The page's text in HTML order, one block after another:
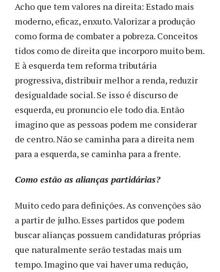
Acho que tem valores na direita: Estado mais
moderno, eficaz, enxuto. Valorizar a produção
como forma de combater a pobreza. Conceitos
tidos como de direita que incorporo muito bem.
E à esquerda tem reforma tributária
progressiva, distribuir melhor a renda, reduzir
desigualdade social. Se isso é discurso de
esquerda, eu pronuncio ele todo dia. Então
imagino que as pessoas podem me considerar
de centro. Não se caminha para a direita nem
para a esquerda, se caminha para a frente.
Como estão as alianças partidárias?
Muito cedo para definições. As convenções são
a partir de julho. Esses partidos que podem
buscar alianças possuem candidaturas próprias
que naturalmente serão testadas mais um
tempo. Imagino que vai haver uma redução,